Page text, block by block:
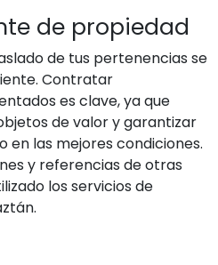
de propiedad
de tus pertenencias se
Contratar
es clave, ya que
de valor y garantizar
en las mejores condiciones.
y referencias de otras
los servicios de